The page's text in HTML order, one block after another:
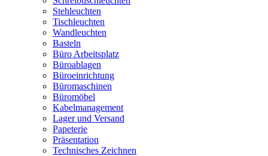
Stehleuchten
Tischleuchten
Wandleuchten
Basteln
Büro Arbeitsplatz
Büroablagen
Büroeinrichtung
Büromaschinen
Büromöbel
Kabelmanagement
Lager und Versand
Papeterie
Präsentation
Technisches Zeichnen